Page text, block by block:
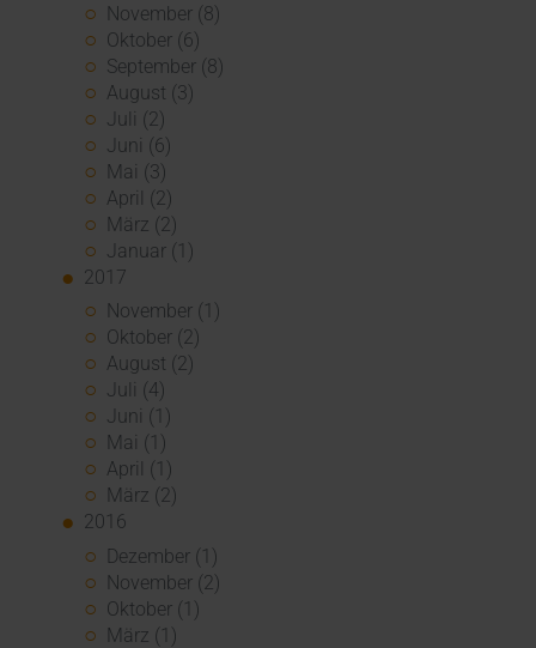
November (8)
Oktober (6)
September (8)
August (3)
Juli (2)
Juni (6)
Mai (3)
April (2)
März (2)
Januar (1)
2017
November (1)
Oktober (2)
August (2)
Juli (4)
Juni (1)
Mai (1)
April (1)
März (2)
2016
Dezember (1)
November (2)
Oktober (1)
März (1)